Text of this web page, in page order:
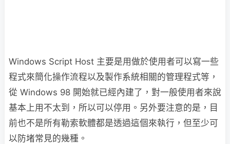
Windows Script Host 主要是用做於使用者可以寫一些
程式來簡化操作流程以及製作系統相關的管理程式等，
從 Windows 98 開始就已經內建了，對一般使用者來說
基本上用不太到，所以可以停用。另外要注意的是，目
前也不是所有勒索軟體都是透過這個來執行，但至少可
以防堵常見的幾種。